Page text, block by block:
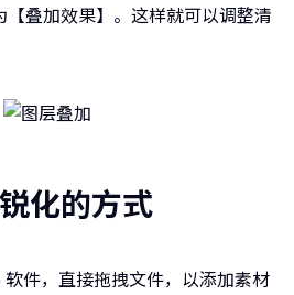
叠加效果】。这样就可以调整清
化的方式
件，直接拖拽文件，以添加素材